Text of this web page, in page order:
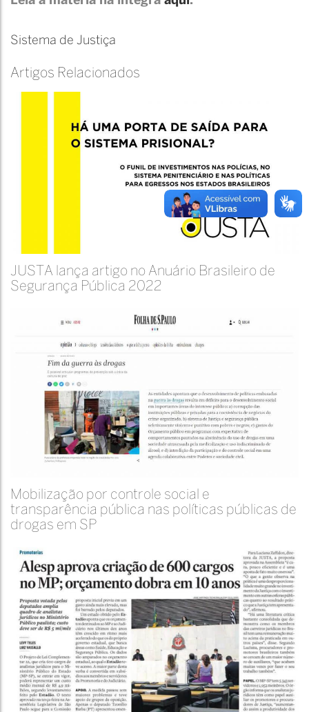
Sistema de Justiça
Artigos Relacionados
JUSTA lança artigo no Anuário Brasileiro de
Segurança Pública 2022
Mobilização por controle social e
transparência pública nas políticas públicas de
drogas em SP